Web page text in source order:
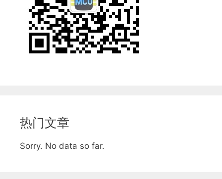
热门文章
Sorry. No data so far.